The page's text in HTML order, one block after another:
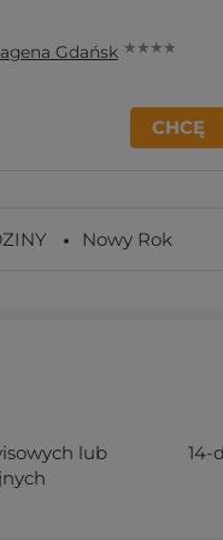
Gdańsk ★ ★ ★ ★
CHCĘ
Nowy Rok
lub
14-